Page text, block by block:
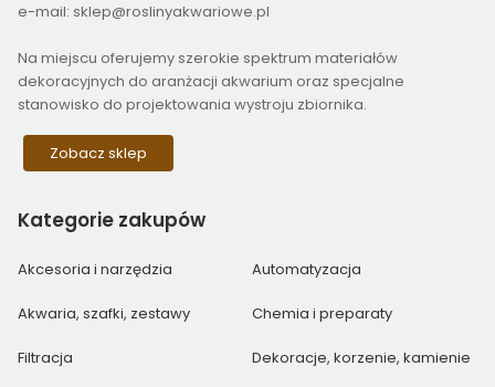
e-mail: sklep@roslinyakwariowe.pl
Na miejscu oferujemy szerokie spektrum materiałów
dekoracyjnych do aranżacji akwarium oraz specjalne
stanowisko do projektowania wystroju zbiornika.
Zobacz sklep
Kategorie zakupów
Akcesoria i narzędzia Automatyzacja
Akwaria, szafki, zestawy Chemia i preparaty
Filtracja Dekoracje, korzenie, kamienie